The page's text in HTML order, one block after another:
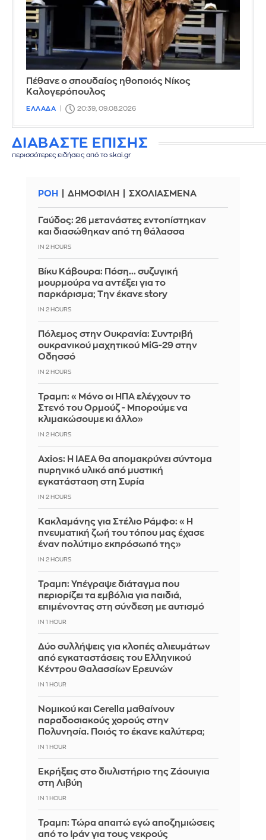
Πέθανε ο σπουδαίος ηθοποιός Νίκος
Καλογερόπουλος
ΕΛΛΑΔΑ 20:39, 09.08.2026
ΔΙΑΒΑΣΤΕ ΕΠΙΣΗΣ
περισσότερες ειδήσεις από το skai.gr
ΡΟΗ ΔΗΜΟΦΙΛΗ ΣΧΟΛΙΑΣΜΕΝΑ
Γαύδος: 26 μετανάστες εντοπίστηκαν
και διασώθηκαν από τη θάλασσα
IN 2 HOURS
Βίκυ Κάβουρα: Πόση... συζυγική
μουρμούρα να αντέξει για το
παρκάρισμα; Την έκανε story
IN 2 HOURS
Πόλεμος στην Ουκρανία: Συντριβή
ουκρανικού μαχητικού MiG-29 στην
Οδησσό
IN 2 HOURS
Τραμπ: «Μόνο οι ΗΠΑ ελέγχουν το
Στενό του Ορμούζ - Μπορούμε να
κλιμακώσουμε κι άλλο»
IN 2 HOURS
Axios: Η IAEA θα απομακρύνει σύντομα
πυρηνικό υλικό από μυστική
εγκατάσταση στη Συρία
IN 2 HOURS
Κακλαμάνης για Στέλιο Ράμφο: «Η
πνευματική ζωή του τόπου μας έχασε
έναν πολύτιμο εκπρόσωπό της»
IN 2 HOURS
Τραμπ: Υπέγραψε διάταγμα που
περιορίζει τα εμβόλια για παιδιά,
επιμένοντας στη σύνδεση με αυτισμό
IN 1 HOUR
Δύο συλλήψεις για κλοπές αλιευμάτων
από εγκαταστάσεις του Ελληνικού
Κέντρου Θαλασσίων Ερευνών
IN 1 HOUR
Νομικού και Cerella μαθαίνουν
παραδοσιακούς χορούς στην
Πολυνησία. Ποιός το έκανε καλύτερα;
IN 1 HOUR
Εκρήξεις στο διυλιστήριο της Ζάουιγια
στη Λιβύη
IN 1 HOUR
Τραμπ: Τώρα απαιτώ εγώ αποζημιώσεις
από το Ιράν για τους νεκρούς